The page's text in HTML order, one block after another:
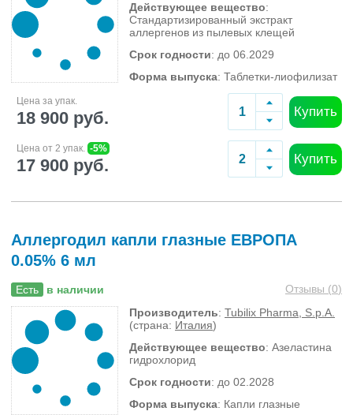
Действующее вещество:
Стандартизированный экстракт
аллергенов из пылевых клещей
Срок годности: до 06.2029
Форма выпуска: Таблетки-лиофилизат
Цена за упак.
18 900 руб. Купить
Цена от 2 упак. -5%
17 900 руб. Купить
Аллергодил капли глазные ЕВРОПА
0.05% 6 мл
Есть в наличии Отзывы (0)
Производитель: Tubilix Pharma, S.p.A.
(страна: Италия)
Действующее вещество: Азеластина
гидрохлорид
Срок годности: до 02.2028
Форма выпуска: Капли глазные